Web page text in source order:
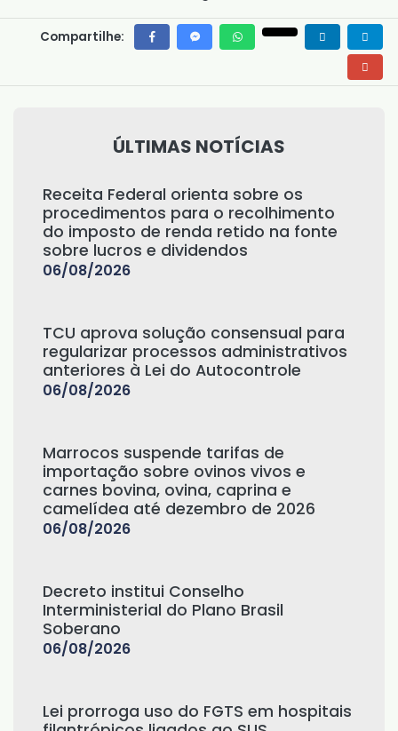
Compartilhe:
ÚLTIMAS NOTÍCIAS
Receita Federal orienta sobre os
procedimentos para o recolhimento
do imposto de renda retido na fonte
sobre lucros e dividendos
06/08/2026
TCU aprova solução consensual para
regularizar processos administrativos
anteriores à Lei do Autocontrole
06/08/2026
Marrocos suspende tarifas de
importação sobre ovinos vivos e
carnes bovina, ovina, caprina e
camelídea até dezembro de 2026
06/08/2026
Decreto institui Conselho
Interministerial do Plano Brasil
Soberano
06/08/2026
Lei prorroga uso do FGTS em hospitais